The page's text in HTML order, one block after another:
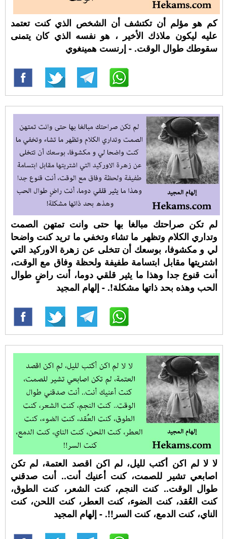
كم هو مؤلم أن تكتشف أن الشخص الذي كنت تعتمد
عليه ليكون ملاذك الأخير ، هو نفسه الذي كان يتمنى
سقوطك طوال الوقت. - إرنست همينغوي
لم تكن صراحتك مبالغا بها حتى وانت تمتهن الصمت
وتداري الكلام وتظهر ما تشاء وتخفي ما تريد كنت واضحا
لي و مكشوفا، بوسعك أن تتخلى عن زهرة الاوركيد التي
اشتريتها مقابل ابتسامة طفيفة ولحظة وفاق مع الوقت،
أنت قنوع جدا وهذا ما يثير قلقي دوما، أنت راضٍ طوال
الحب وهذه بحد ذاتها مشكلة!. - إلهام المجيد
لا لا لم اكن أكتب لليل، لم اكن اقصد العتمة، لم تكن
اصابعي تشير للصمت، كنت أعنيك أنت.. أنت صدقني
طوال الوقت.. كنت النجم، كنت الشعر، كنت الطوق،
كنت العُقد، كنت الضوء، كنت العطر، كنت اللحن، كنت
الناي، كنت الدمع، كنت السر!!. - إلهام المجيد